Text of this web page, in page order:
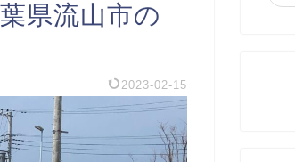
県流山市の
2023-02-15